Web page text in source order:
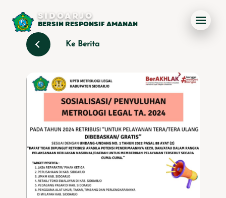
SIDOARJO
BERSIH RESPONSIF AMANAH
Ke Berita